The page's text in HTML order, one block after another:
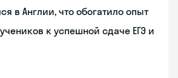
в Англии, что обогатило опыт
к успешной сдаче ЕГЭ и